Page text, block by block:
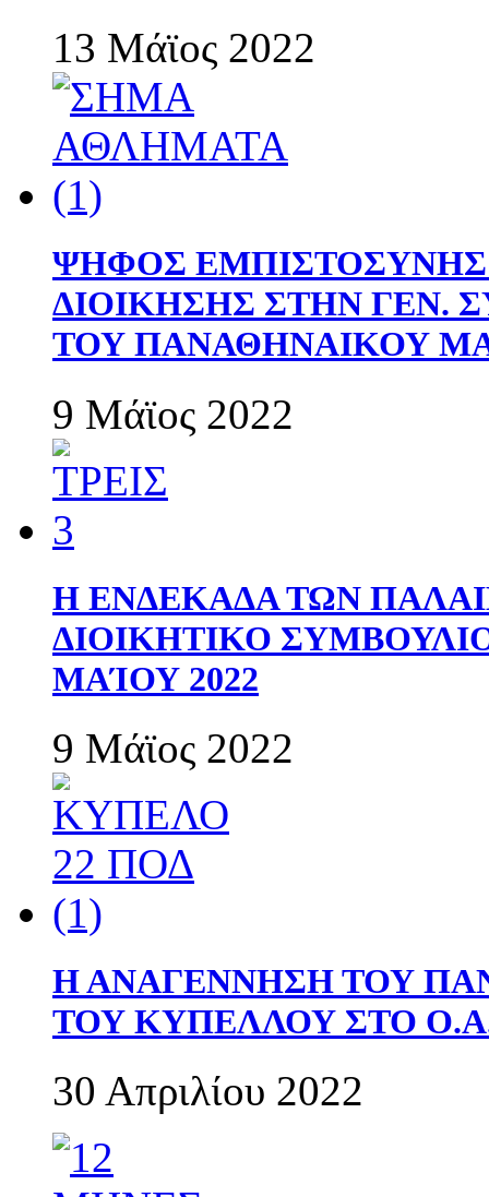
13 Μάϊος 2022
ΨΗΦΟΣ
ΔΙΟΙΚΗΣΗΣ ΣΤΗΝ ΓΕΝ.
ΤΟΥ ΠΑΝΑΘΗΝΑΙΚΟΥ
9 Μάϊος 2022
Η ΕΝΔΕΚΑΔΑ ΤΩΝ
ΔΙΟΙΚΗΤΙΚΟ
ΜΑΊΟΥ 2022
9 Μάϊος 2022
Η ΑΝΑΓΕΝΝΗΣΗ ΤΟΥ
ΤΟΥ ΚΥΠΕΛΛΟΥ ΣΤΟ
30 Απριλίου 2022